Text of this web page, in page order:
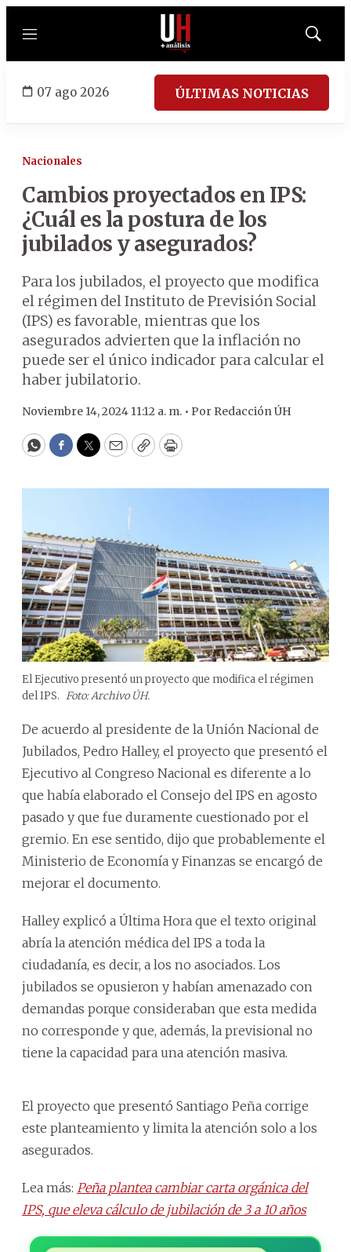
Menú
Mostrar
07 ago 2026 ÚLTIMAS NOTICIAS
Nacionales
Cambios proyectados en IPS:
¿Cuál es la postura de los
jubilados y asegurados?
Para los jubilados, el proyecto que modifica
el régimen del Instituto de Previsión Social
(IPS) es favorable, mientras que los
asegurados advierten que la inflación no
puede ser el único indicador para calcular el
haber jubilatorio.
Noviembre 14, 2024 11:12 a. m. • Por Redacción ÚH
WhatsApp
Facebook
Twitter
EmailCopyPrint
El Ejecutivo presentó un proyecto que modifica el régimen
del IPS. Foto: Archivo ÚH.
De acuerdo al presidente de la Unión Nacional de
Jubilados, Pedro Halley, el proyecto que presentó el
Ejecutivo al Congreso Nacional es diferente a lo
que había elaborado el Consejo del IPS en agosto
pasado y que fue duramente cuestionado por el
gremio. En ese sentido, dijo que probablemente el
Ministerio de Economía y Finanzas se encargó de
mejorar el documento.
Halley explicó a Última Hora que el texto original
abría la atención médica del IPS a toda la
ciudadanía, es decir, a los no asociados. Los
jubilados se opusieron y habían amenazado con
demandas porque consideraban que esta medida
no corresponde y que, además, la previsional no
tiene la capacidad para una atención masiva.
El proyecto que presentó Santiago Peña corrige
este planteamiento y limita la atención solo a los
asegurados.
Lea más: Peña plantea cambiar carta orgánica del
IPS, que eleva cálculo de jubilación de 3 a 10 años